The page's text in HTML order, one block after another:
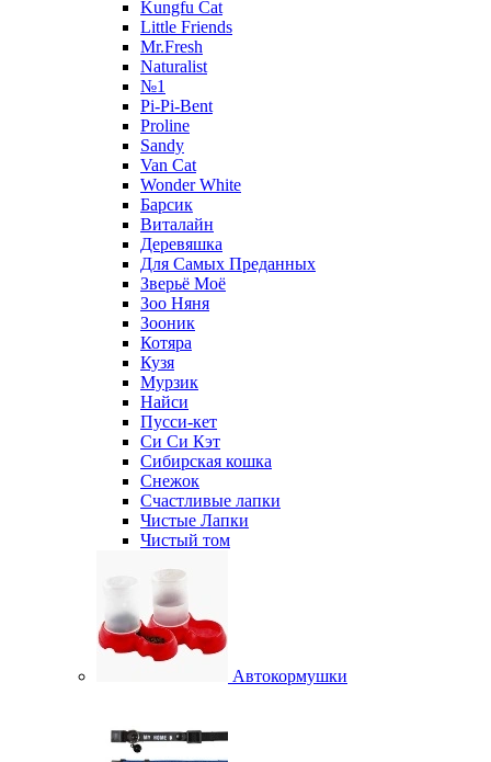
Kungfu Cat
Little Friends
Mr.Fresh
Naturalist
№1
Pi-Pi-Bent
Proline
Sandy
Van Cat
Wonder White
Барсик
Виталайн
Деревяшка
Для Самых Преданных
Зверьё Моё
Зоо Няня
Зооник
Котяра
Кузя
Мурзик
Найси
Пусси-кет
Си Си Кэт
Сибирская кошка
Снежок
Счастливые лапки
Чистые Лапки
Чистый том
Автокормушки